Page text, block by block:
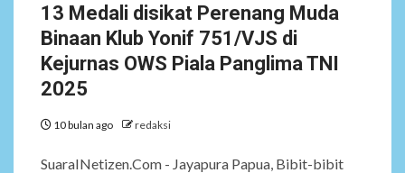
13 Medali disikat Perenang Muda
Binaan Klub Yonif 751/VJS di
Kejurnas OWS Piala Panglima TNI
2025
10 bulan ago redaksi
SuaraINetizen.Com - Jayapura Papua, Bibit-bibit
7
NEWS
Wasekbid PB HMI:
Tegaknya Pasal 33 UUD
Prabowo